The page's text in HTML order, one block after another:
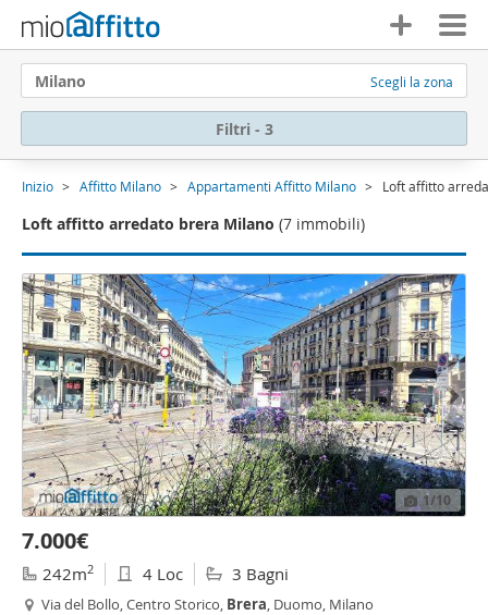
Milano Scegli la zona
Filtri - 3
Inizio Affitto Milano Appartamenti Affitto Milano Loft affitto
Loft affitto arredato brera Milano (7 immobili)
1/10
7.000€
242m2 4 Loc 3 Bagni
Via del Bollo, Centro Storico, Brera, Duomo, Milano